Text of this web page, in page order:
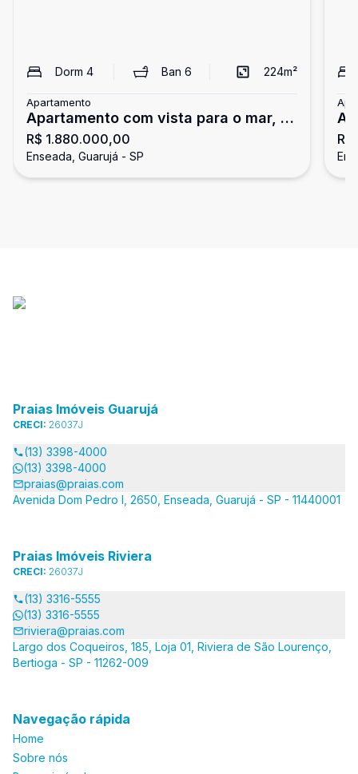
Dorm 4 Ban 6 224m²
Apartamento
Apartamento com vista para o mar, 4
dormitórios, Região Tortugas,
Guarujá
R$ 1.880.000,00
Enseada, Guarujá - SP
Praias Imóveis Guarujá
CRECI: 26037J
(13) 3398-4000
(13) 3398-4000
praias@praias.com
Avenida Dom Pedro I, 2650, Enseada, Guarujá - SP - 11440001
Praias Imóveis Riviera
CRECI: 26037J
(13) 3316-5555
(13) 3316-5555
riviera@praias.com
Largo dos Coqueiros, 185, Loja 01, Riviera de São Lourenço,
Bertioga - SP - 11262-009
Navegação rápida
Home
Sobre nós